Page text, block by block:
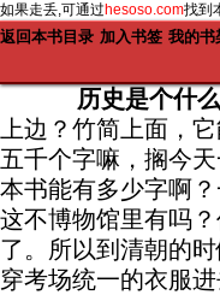
如果走丢,可通过hesoso.com找到
返回本书目录 加入书签 我的书
历史是个什
上边？竹简上面，
五千个字嘛，搁今
本书能有多少字啊
这不博物馆里有吗
了。所以到清朝的
穿考场统一的衣服